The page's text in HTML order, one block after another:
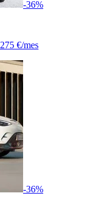
-36%
275 €/mes
-36%